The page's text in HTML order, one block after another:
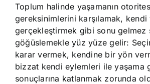
Toplum halinde yaşamanın
gereksinimlerini karşılamak,
gerçekleştirmek gibi sonu gelmez
göğüslemekle yüz yüze gelir:
karar vermek, kendine bir yön
bizzat kendi eylemleri ile yaşama
sonuçlarına katlanmak zorunda